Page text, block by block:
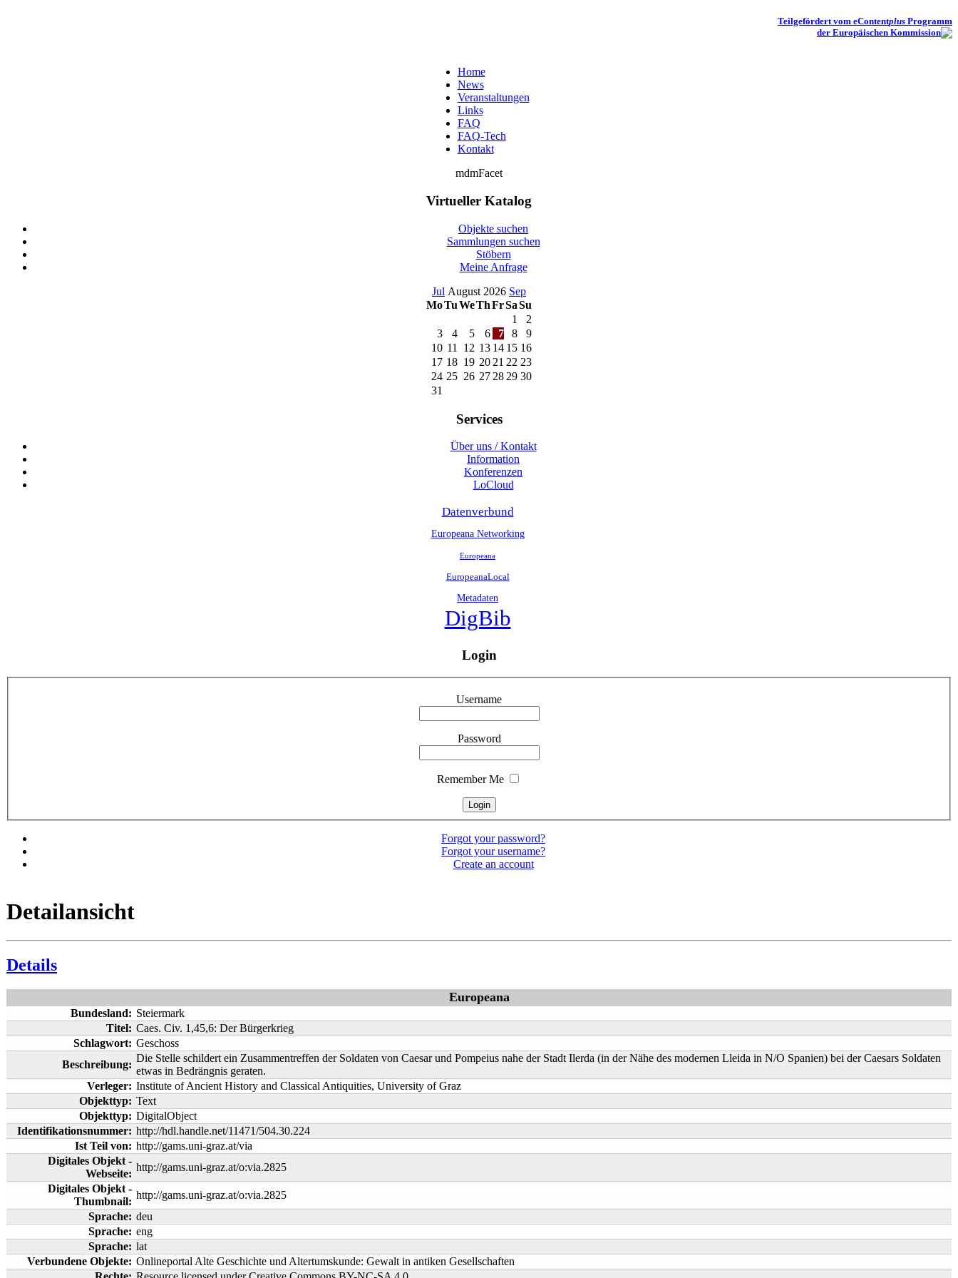
Teilgefördert vom eContentplus Programm
der Europäischen Kommission
Home
News
Veranstaltungen
Links
FAQ
FAQ-Tech
Kontakt
mdmFacet
Virtueller Katalog
Objekte suchen
Sammlungen suchen
Stöbern
Meine Anfrage
Jul August 2026 Sep
MoTuWeThFrSaSu
1
2
3
4 5 6 7 8
9
10 11 12 13 14 15 16
17 18 19 20 21 22 23
24 25 26 27 28 29 30
31
Services
Über uns / Kontakt
Information
Konferenzen
LoCloud
Datenverbund
Europeana Networking
Europeana
EuropeanaLocal
Metadaten
DigBib
Login
Username
Password
Remember Me
Forgot your password?
Forgot your username?
Create an account
Detailansicht
Details
Europeana
Bundesland: Steiermark
Titel: Caes. Civ. 1,45,6: Der Bürgerkrieg
Schlagwort: Geschoss
Beschreibung:
Die Stelle schildert ein Zusammentreffen der Soldaten von Caesar und Pompeius nahe der Stadt Ilerda (in der Nähe des modernen Lleida in N/O Spanien) bei der Caesars Soldaten
etwas in Bedrängnis geraten.
Verleger: Institute of Ancient History and Classical Antiquities, University of Graz
Objekttyp: Text
Objekttyp: DigitalObject
Identifikationsnummer: http://hdl.handle.net/11471/504.30.224
Ist Teil von: http://gams.uni-graz.at/via
Digitales Objekt -
Webseite:
http://gams.uni-graz.at/o:via.2825
Digitales Objekt -
Thumbnail:
http://gams.uni-graz.at/o:via.2825
Sprache: deu
Sprache: eng
Sprache: lat
Verbundene Objekte: Onlineportal Alte Geschichte und Altertumskunde: Gewalt in antiken Gesellschaften